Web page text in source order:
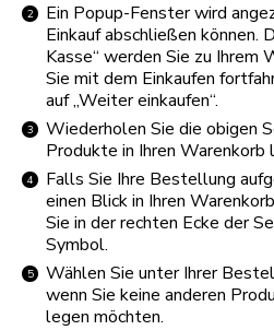
Ein Popup-Fenster wird
Einkauf abschließen können.
Kasse“ werden Sie zu Ihrem
Sie mit dem Einkaufen
auf „Weiter einkaufen“.
Wiederholen Sie die obigen
Produkte in Ihren Warenkorb
Falls Sie Ihre Bestellung
einen Blick in Ihren
Sie in der rechten Ecke der
Symbol.
Wählen Sie unter Ihrer
wenn Sie keine anderen
legen möchten.